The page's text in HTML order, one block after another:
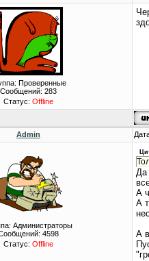
Проверенные
Сообщений: 283
Статус: Offline
Admin
Администраторы
4598
Статус: Offline
Да
А
А
А